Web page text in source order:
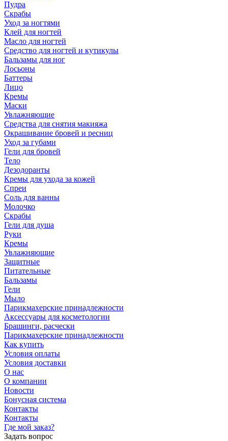
Пудра
Скрабы
Уход за ногтями
Клей для ногтей
Масло для ногтей
Средство для ногтей и кутикулы
Бальзамы для ног
Лосьоны
Баттеры
Лицо
Кремы
Маски
Увлажняющие
Средства для снятия макияжа
Окрашивание бровей и ресниц
Уход за губами
Гели для бровей
Тело
Дезодоранты
Кремы для ухода за кожей
Спреи
Соль для ванны
Молочко
Скрабы
Гели для душа
Руки
Кремы
Увлажняющие
Защитные
Питательные
Бальзамы
Гели
Мыло
Парикмахерские принадлежности
Аксессуары для косметологии
Брашинги, расчески
Парикмахерские принадлежности
Как купить
Условия оплаты
Условия доставки
О нас
О компании
Новости
Бонусная система
Контакты
Контакты
Где мой заказ?
Задать вопрос